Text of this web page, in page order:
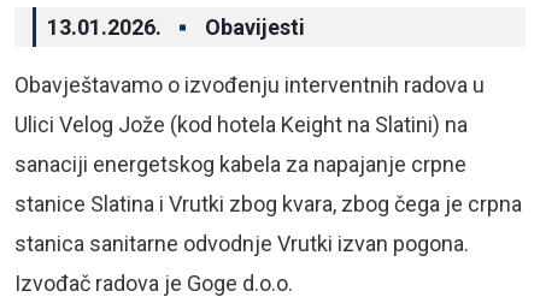
13.01.2026. Obavijesti
Obavještavamo o izvođenju interventnih radova u
Ulici Velog Jože (kod hotela Keight na Slatini) na
sanaciji energetskog kabela za napajanje crpne
stanice Slatina i Vrutki zbog kvara, zbog čega je crpna
stanica sanitarne odvodnje Vrutki izvan pogona.
Izvođač radova je Goge d.o.o.